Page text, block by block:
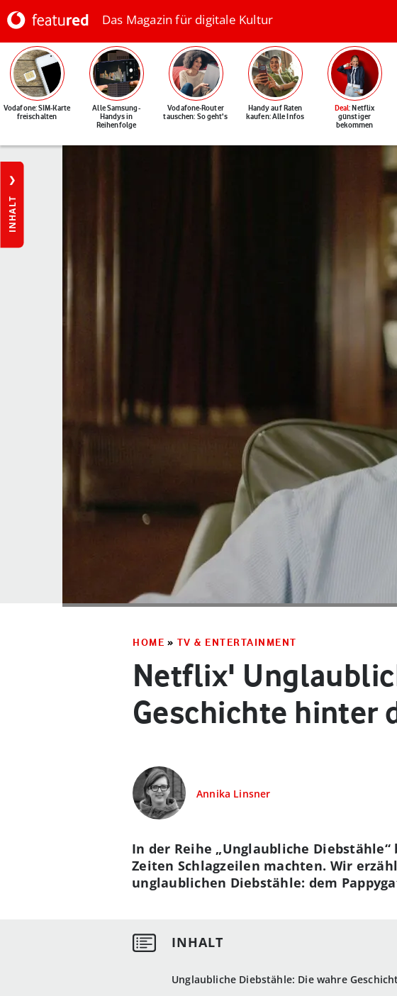
Das Magazin für digitale Kultur
Vodafone: SIM-Karte
freischalten
Alle Samsung-
Handys in
Reihenfolge
Vodafone-Router
tauschen: So geht's
Handy auf Raten
kaufen: Alle Infos
Deal: Netflix
günstiger
bekommen
INHALT
HOME » TV & ENTERTAINMENT
Netflix'
Geschichte hinter
Annika Linsner
Unglaubliche Diebstähle: Die wahre
In der Reihe „Unglaubliche
Zeiten Schlagzeilen machten. Wir
unglaublichen Diebstähle: dem